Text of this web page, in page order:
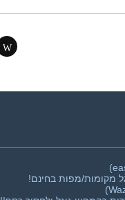
W
מקומות/מפות בחינם!